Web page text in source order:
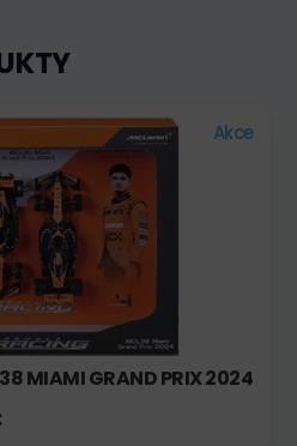
Akce
MIAMI GRAND PRIX 2024